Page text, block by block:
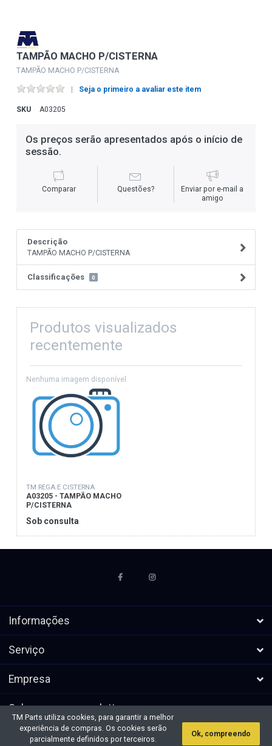
TAMPÃO MACHO P/CISTERNA
TAMPÃO MACHO P/CISTERNA
Seja o primeiro a avaliar este item
SKU A03205
Os preços serão apresentados após o início de
sessão.
Comparar Questões?
Enviar por e-mail a
amigo
Descrição
TAMPÃO MACHO P/CISTERNA
Classificações 0
Produtos visualizados
recentemente
TM REGA E CISTERNA
A03205 - TAMPÃO MACHO
P/CISTERNA
Sob consulta
Informações
Serviço
Empresa
Subscrever a newsletters
* Todos os preços excl. IVA, mais
Direitos de autor &cópia; 2026 TM
TM Parts utiliza cookies, para garantir a melhor
experiência de compras. Os cookies serão
parcialmente definidos por terceiros.
Ok, compreendo